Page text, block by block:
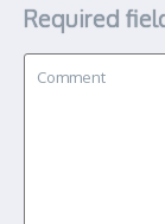
Required